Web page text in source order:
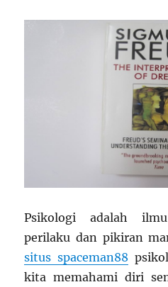
Psikologi adalah
perilaku dan pikiran
situs spaceman88
kita memahami diri